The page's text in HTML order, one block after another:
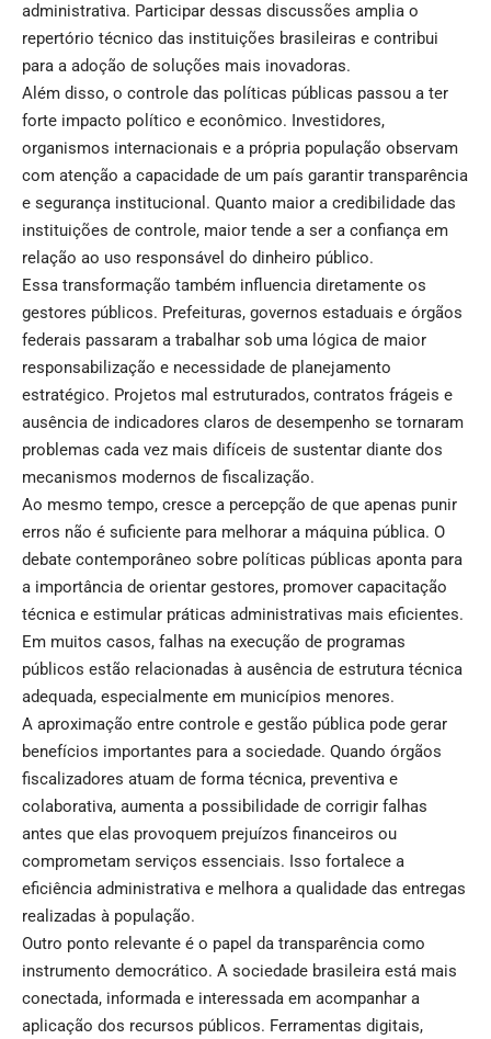
administrativa. Participar dessas discussões amplia o
repertório técnico das instituições brasileiras e contribui
para a adoção de soluções mais inovadoras.
Além disso, o controle das políticas públicas passou a ter
forte impacto político e econômico. Investidores,
organismos internacionais e a própria população observam
com atenção a capacidade de um país garantir transparência
e segurança institucional. Quanto maior a credibilidade das
instituições de controle, maior tende a ser a confiança em
relação ao uso responsável do dinheiro público.
Essa transformação também influencia diretamente os
gestores públicos. Prefeituras, governos estaduais e órgãos
federais passaram a trabalhar sob uma lógica de maior
responsabilização e necessidade de planejamento
estratégico. Projetos mal estruturados, contratos frágeis e
ausência de indicadores claros de desempenho se tornaram
problemas cada vez mais difíceis de sustentar diante dos
mecanismos modernos de fiscalização.
Ao mesmo tempo, cresce a percepção de que apenas punir
erros não é suficiente para melhorar a máquina pública. O
debate contemporâneo sobre políticas públicas aponta para
a importância de orientar gestores, promover capacitação
técnica e estimular práticas administrativas mais eficientes.
Em muitos casos, falhas na execução de programas
públicos estão relacionadas à ausência de estrutura técnica
adequada, especialmente em municípios menores.
A aproximação entre controle e gestão pública pode gerar
benefícios importantes para a sociedade. Quando órgãos
fiscalizadores atuam de forma técnica, preventiva e
colaborativa, aumenta a possibilidade de corrigir falhas
antes que elas provoquem prejuízos financeiros ou
comprometam serviços essenciais. Isso fortalece a
eficiência administrativa e melhora a qualidade das entregas
realizadas à população.
Outro ponto relevante é o papel da transparência como
instrumento democrático. A sociedade brasileira está mais
conectada, informada e interessada em acompanhar a
aplicação dos recursos públicos. Ferramentas digitais,